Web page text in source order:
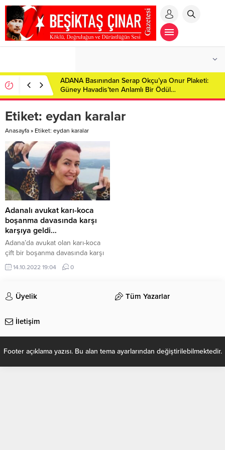
ADANA Basınından Serap Okçu’ya Onur Plaketi:
Güney Havadis’ten Anlamlı Bir Ödül…
Etiket: eydan karalar
Anasayfa » Etiket: eydan karalar
Adanalı avukat karı-koca
boşanma davasında karşı
karşıya geldi…
Adana’da avukat olan karı-koca
çift bir boşanma davasında karşı
karşıya geldi. Adana’da 30 yıl,
avukatlık yapan İkbal Özlem
defa yaşanan ve ender görülen
bir olay yaşandı. Arıoğlu, Hukuk
olmadığı için bu davayı aldık.
14.10.2022 19:04 0
Üyelik Tüm Yazarlar
İletişim
Footer açıklama yazısı. Bu alan tema ayarlarından değiştirilebilmektedir.